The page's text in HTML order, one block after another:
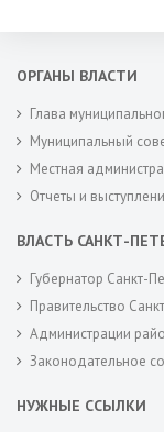
ОРГАНЫ ВЛАСТИ
Глава муниципального
Муниципальный
Местная
Отчеты и
ВЛАСТЬ САНКТ-
Губернатор Санкт-
Правительство Санкт-
Администрации
Законодательное собрание
НУЖНЫЕ ССЫЛКИ